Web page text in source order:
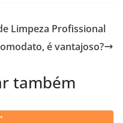
Limpeza Profissional
é vantajoso?
também